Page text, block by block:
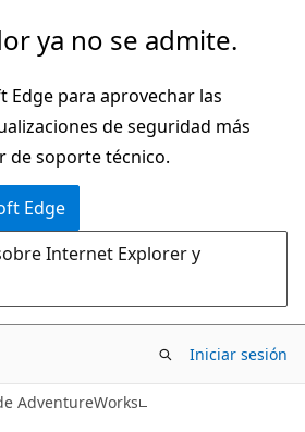
ya no se admite.
Edge para aprovechar las
de seguridad más
de soporte técnico.
Edge
Internet Explorer y
Iniciar sesión
AdventureWorks